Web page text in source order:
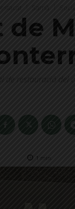
Destacat
restauració del
1 min.